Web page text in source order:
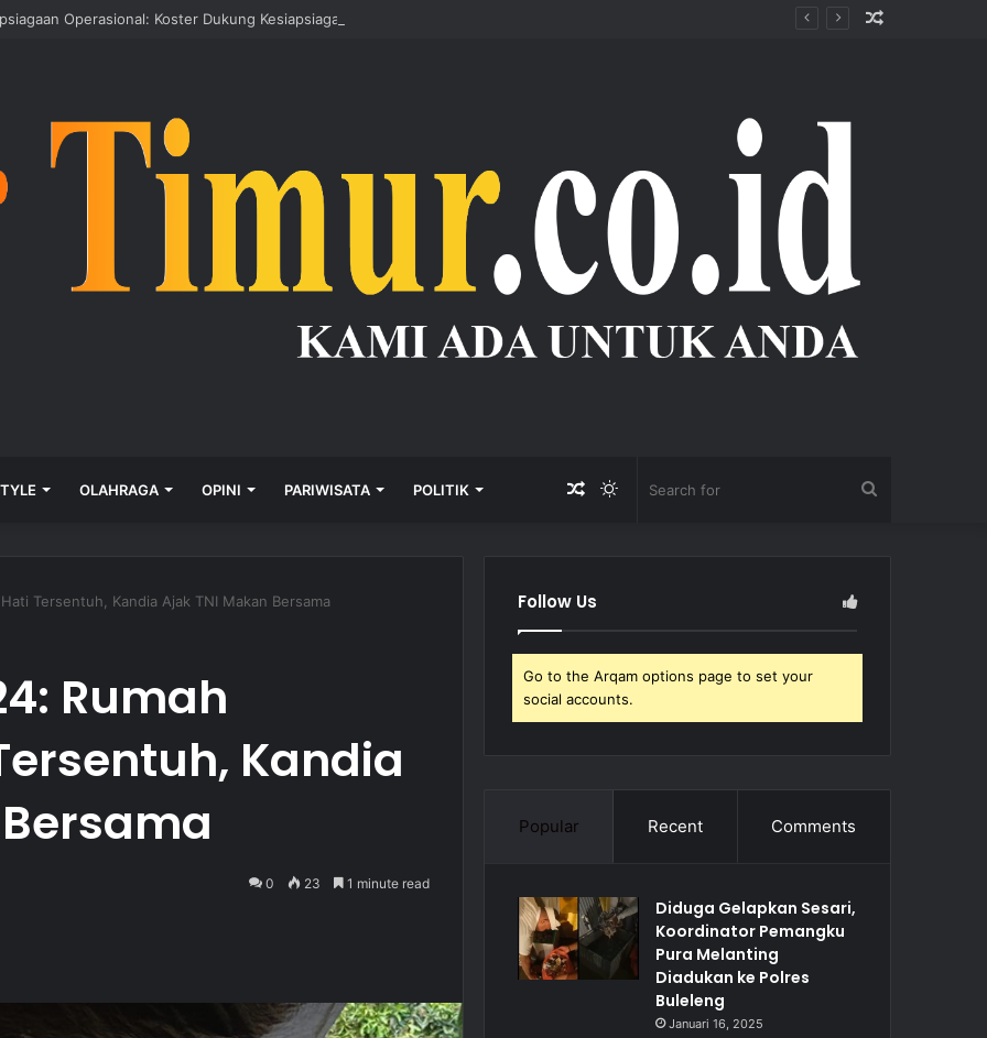
Operasional: Koster Dukung Kesiapsiagaan Bencana
OLAHRAGA OPINI PARIWISATA POLITIK Switch
Random
Tersentuh, Kandia Ajak TNI Makan Bersama
Rumah
Kandia
0 23 1 minute read
Follow Us
Go to the Arqam options page to set your
social accounts.
Popular Recent Comments
Diduga Gelapkan Sesari,
Koordinator Pemangku
Pura Melanting
Diadukan ke Polres
Buleleng
Januari 16, 2025